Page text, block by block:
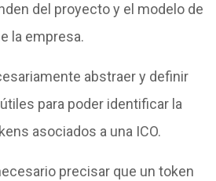
del proyecto y el modelo de
la empresa.
abstraer y definir
para poder identificar la
asociados a una ICO.
precisar que un token